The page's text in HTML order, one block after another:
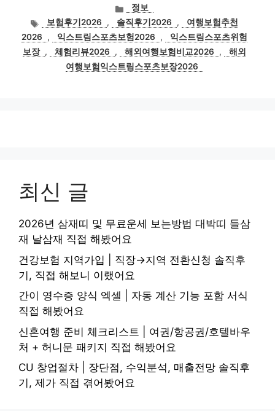
카
테
고
리
정보
태
그
보험후기2026 , 솔직후기2026 ,
여행보험추천
2026
, 익스트림스포츠보험2026 ,
익스트림스포츠위험
보장 , 체험리뷰2026 , 해외여행보험비교2026 ,
해외
여행보험익스트림스포츠보장2026
최신 글
2026년 삼재띠 및 무료운세 보는방법 대박띠 들삼
재 날삼재 직접 해봤어요
건강보험 지역가입 | 직장→지역 전환신청 솔직후
기, 직접 해보니 이랬어요
간이 영수증 양식 엑셀 | 자동 계산 기능 포함 서식
직접 해봤어요
신혼여행 준비 체크리스트 | 여권/항공권/호텔바우
처 + 허니문 패키지 직접 해봤어요
CU 창업절차 | 장단점, 수익분석, 매출전망 솔직후
기, 제가 직접 겪어봤어요